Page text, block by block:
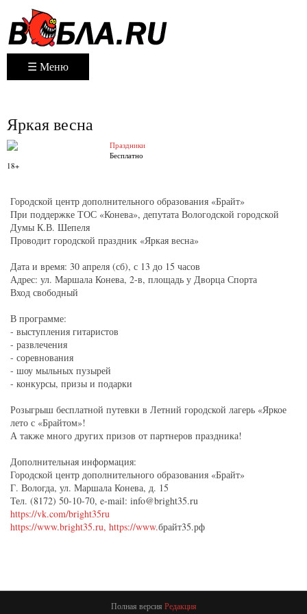
☰ Меню
Яркая весна
Праздники
Бесплатно
18+
Городской центр дополнительного образования «Брайт»
При поддержке ТОС «Конева», депутата Вологодской городской
Думы К.В. Шепеля
Проводит городской праздник «Яркая весна»
Дата и время: 30 апреля (сб), с 13 до 15 часов
Адрес: ул. Маршала Конева, 2-в, площадь у Дворца Спорта
Вход свободный
В программе:
- выступления гитаристов
- развлечения
- соревнования
- шоу мыльных пузырей
- конкурсы, призы и подарки
Розыгрыш бесплатной путевки в Летний городской лагерь «Яркое
лето с «Брайтом»!
А также много других призов от партнеров праздника!
Дополнительная информация:
Городской центр дополнительного образования «Брайт»
Г. Вологда, ул. Маршала Конева, д. 15
Тел. (8172) 50-10-70, e-mail: info@bright35.ru
https://vk.com/bright35ru
https://www.bright35.ru, https://www.брайт35.рф
Полная версия Редакция